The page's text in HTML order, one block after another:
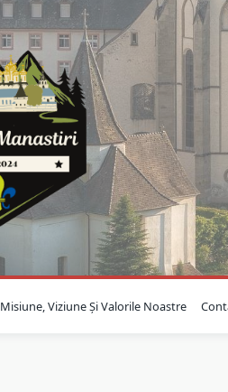
Misiune, Viziune Și Valorile Noastre